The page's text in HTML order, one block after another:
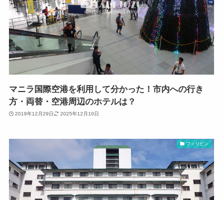
マニラ国際空港を利用して分かった！市内への行き
方・両替・空港周辺のホテルは？
2019年12月29日 2025年12月10日
フィリピン